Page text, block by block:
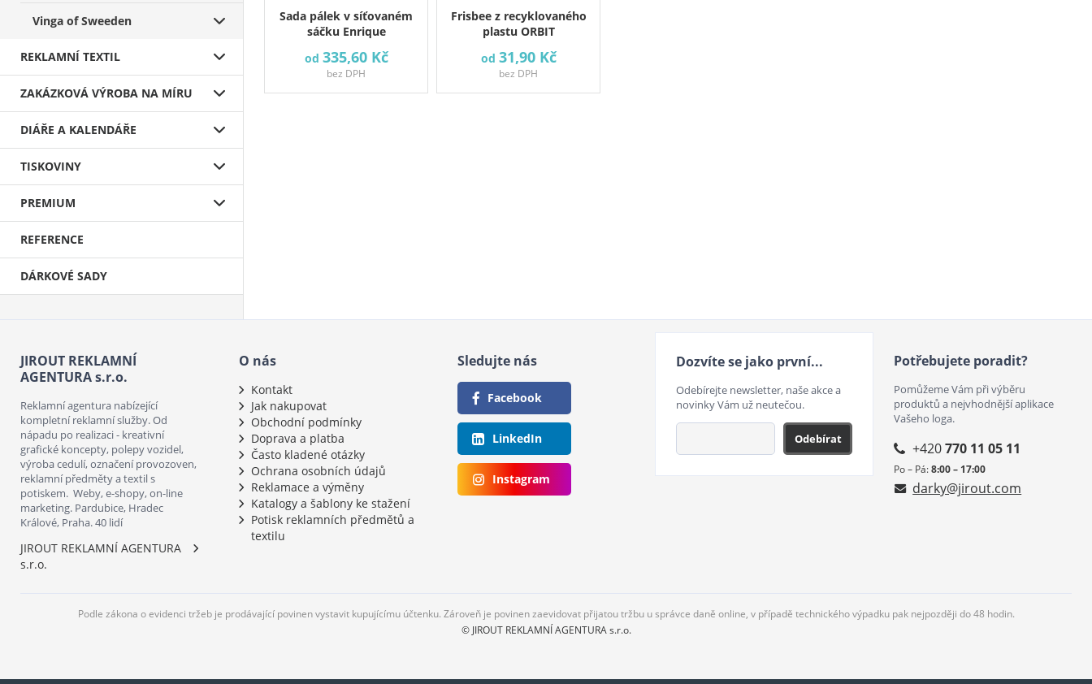
Vinga of Sweeden
REKLAMNÍ TEXTIL
ZAKÁZKOVÁ VÝROBA NA MÍRU
DIÁŘE A KALENDÁŘE
TISKOVINY
PREMIUM
REFERENCE
DÁRKOVÉ SADY
Sada pálek v síťovaném
sáčku Enrique
od 335,60 Kč
bez DPH
Frisbee z recyklovaného
plastu ORBIT
od 31,90 Kč
bez DPH
JIROUT REKLAMNÍ
AGENTURA s.r.o.
Reklamní agentura nabízející
kompletní reklamní služby. Od
nápadu po realizaci - kreativní
grafické koncepty, polepy vozidel,
výroba cedulí, označení provozoven,
reklamní předměty a textil s
potiskem. Weby, e-shopy, on-line
marketing. Pardubice, Hradec
Králové, Praha. 40 lidí
JIROUT REKLAMNÍ AGENTURA
s.r.o.
O nás
Kontakt
Jak nakupovat
Obchodní podmínky
Doprava a platba
Často kladené otázky
Ochrana osobních údajů
Reklamace a výměny
Katalogy a šablony ke stažení
Potisk reklamních předmětů a
textilu
Sledujte nás
Facebook
LinkedIn
Instagram
Dozvíte se jako první...
Odebírejte newsletter, naše akce a
novinky Vám už neutečou.
Odebírat
Potřebujete poradit?
Pomůžeme Vám při výběru
produktů a nejvhodnější aplikace
Vašeho loga.
+420770 11 05 11
Po – Pá:8:00 – 17:00
darky@jirout.com
Podle zákona o evidenci tržeb je prodávající povinen vystavit kupujícímu účtenku. Zároveň je povinen zaevidovat přijatou tržbu u správce daně online, v případě technického výpadku pak nejpozději do 48 hodin.
© JIROUT REKLAMNÍ AGENTURA s.r.o.